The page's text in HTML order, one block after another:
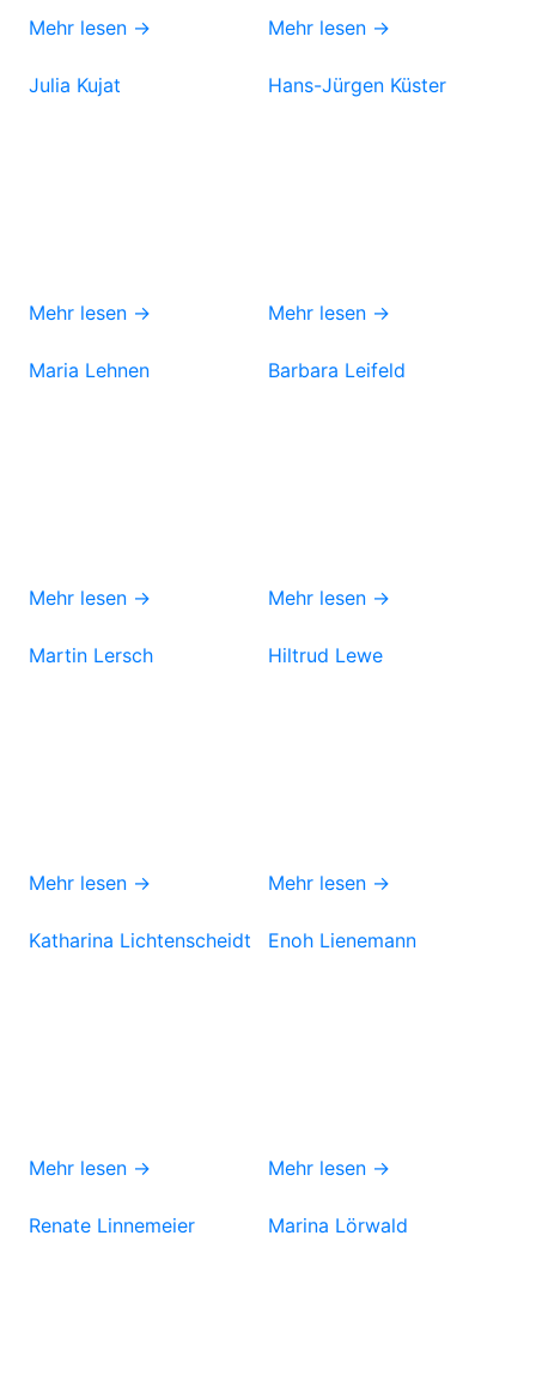
Mehr lesen → Mehr lesen →
Julia Kujat
Mehr lesen →
Hans-Jürgen Küster
Mehr lesen →
Maria Lehnen
Mehr lesen →
Barbara Leifeld
Mehr lesen →
Martin Lersch
Mehr lesen →
Hiltrud Lewe
Mehr lesen →
Katharina Lichtenscheidt
Mehr lesen →
Enoh Lienemann
Mehr lesen →
Renate Linnemeier Marina Lörwald